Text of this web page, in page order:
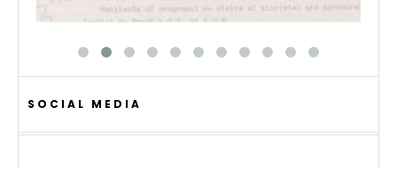
SOCIAL MEDIA